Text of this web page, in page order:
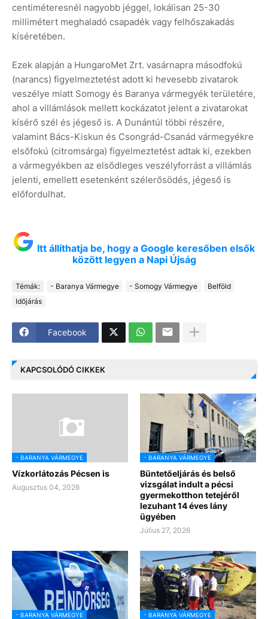
centiméteresnél nagyobb jéggel, lokálisan 25-30
millimétert meghaladó csapadék vagy felhőszakadás
kíséretében.
Ezek alapján a HungaroMet Zrt. vasárnapra másodfokú
(narancs) figyelmeztetést adott ki hevesebb zivatarok
veszélye miatt Somogy és Baranya vármegyék területére,
ahol a villámlások mellett kockázatot jelent a zivatarokat
kísérő szél és jégeső is. A Dunántúl többi részére,
valamint Bács-Kiskun és Csongrád-Csanád vármegyékre
elsőfokú (citromsárga) figyelmeztetést adtak ki, ezekben
a vármegyékben az elsődleges veszélyforrást a villámlás
jelenti, emellett esetenként szélerősödés, jégeső is
előfordulhat.
Itt állíthatja be, hogy a Google keresőben elsők
között legyen a Napi Újság
Témák: - Baranya Vármegye - Somogy Vármegye
Belföld
Időjárás
Facebook
KAPCSOLÓDÓ CIKKEK
- BARANYA VÁRMEGYE
Vízkorlátozás Pécsen is
Augusztus 04, 2026
- BARANYA VÁRMEGYE
Büntetőeljárás és belső
vizsgálat indult a pécsi
gyermekotthon tetejéről
lezuhant 14 éves lány
ügyében
Július 27, 2026
- BARANYA VÁRMEGYE - BARANYA VÁRMEGYE